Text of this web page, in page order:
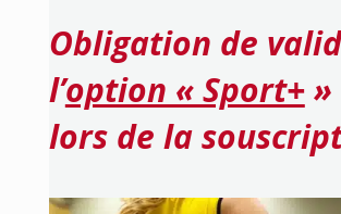
Obligation de
l’option « Sport+»
lors de la